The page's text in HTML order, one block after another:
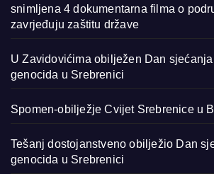
snimljena 4 dokumentarna filma o
zavrjeđuju zaštitu države
U Zavidovićima obilježen Dan
genocida u Srebrenici
Spomen-obilježje Cvijet Srebrenice u
Tešanj dostojanstveno obilježio Dan
genocida u Srebrenici